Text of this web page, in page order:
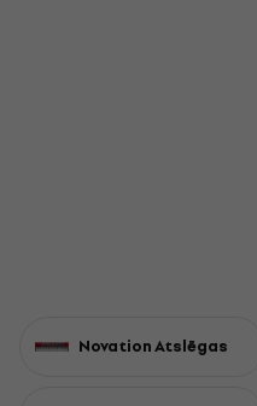
Novation Atslēgas